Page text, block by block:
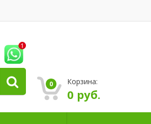
0 Корзина:
0 руб.